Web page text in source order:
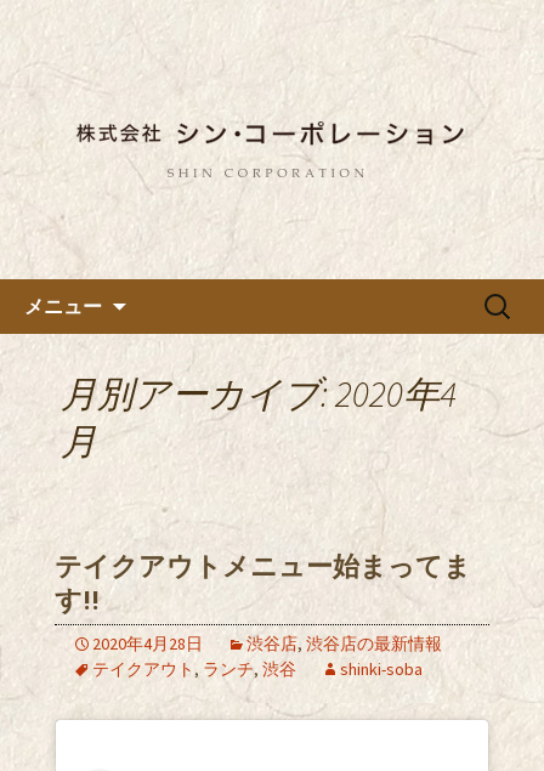
都内に5店舗展開している蕎麦
のお店「真希（しんき）」を運
営する「株式会社シン・コーポ
レーション」のブログ
東京都内に5店舗ある美味しい蕎麦のお
店「真希（しんき）」と運営の「株式
会社シン・コーポレーション」の新着
情報はこちら。店舗によって24時間営
業、宴会なども承っております。季節
のメニューも豊富にご用意。
メニュー
検
月別アーカイブ: 2020年4
月
テイクアウトメニュー始まってま
す!!
2020年4月28日 渋谷店, 渋谷店の最新情報
テイクアウト, ランチ, 渋谷 shinki-soba